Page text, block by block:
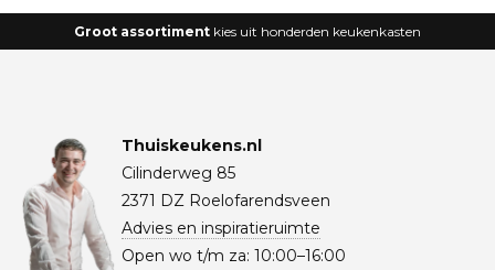
Groot assortiment kies uit honderden keukenkasten
Thuiskeukens.nl
Cilinderweg 85
2371 DZ Roelofarendsveen
Advies en inspiratieruimte
Open wo t/m za: 10:00–16:00